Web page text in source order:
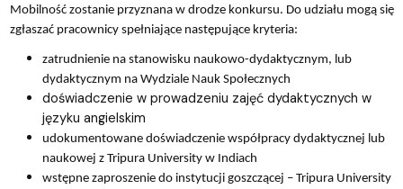
Mobilność zostanie przyznana w drodze konkursu. Do udziału mogą się
zgłaszać pracownicy spełniające następujące kryteria:
zatrudnienie na stanowisku naukowo-dydaktycznym, lub
dydaktycznym na Wydziale Nauk Społecznych
doświadczenie w prowadzeniu zajęć dydaktycznych w
języku angielskim
udokumentowane doświadczenie współpracy dydaktycznej lub
naukowej z Tripura University w Indiach
wstępne zaproszenie do instytucji goszczącej – Tripura University